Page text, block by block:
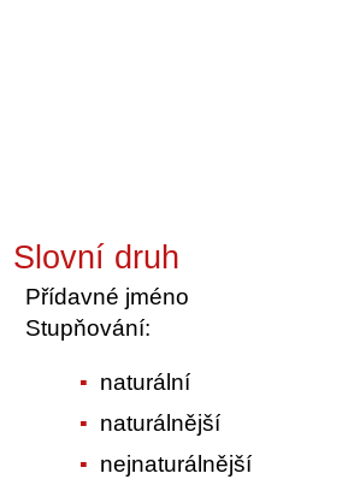
Slovní druh
Přídavné jméno
Stupňování:
naturální
naturálnější
nejnaturálnější